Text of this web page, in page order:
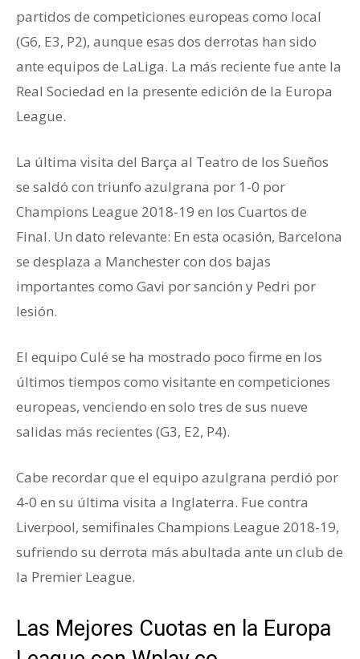
partidos de competiciones europeas como local
(G6, E3, P2), aunque esas dos derrotas han sido
ante equipos de LaLiga. La más reciente fue ante la
Real Sociedad en la presente edición de la Europa
League.
La última visita del Barça al Teatro de los Sueños
se saldó con triunfo azulgrana por 1-0 por
Champions League 2018-19 en los Cuartos de
Final. Un dato relevante: En esta ocasión, Barcelona
se desplaza a Manchester con dos bajas
importantes como Gavi por sanción y Pedri por
lesión.
El equipo Culé se ha mostrado poco firme en los
últimos tiempos como visitante en competiciones
europeas, venciendo en solo tres de sus nueve
salidas más recientes (G3, E2, P4).
Cabe recordar que el equipo azulgrana perdió por
4-0 en su última visita a Inglaterra. Fue contra
Liverpool, semifinales Champions League 2018-19,
sufriendo su derrota más abultada ante un club de
la Premier League.
Las Mejores Cuotas en la Europa